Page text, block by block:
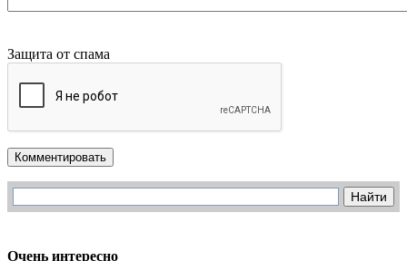
Защита от спама
Комментировать
Очень интересно